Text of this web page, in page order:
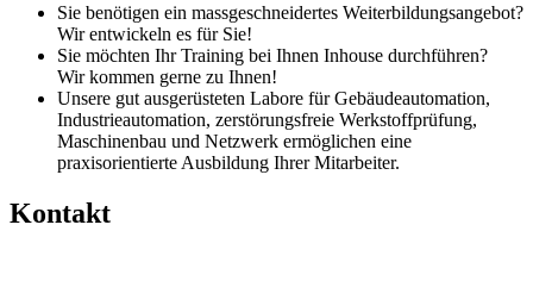
Sie benötigen ein massgeschneidertes Weiterbildungsangebot?
Wir entwickeln es für Sie!
Sie möchten Ihr Training bei Ihnen Inhouse durchführen?
Wir kommen gerne zu Ihnen!
Unsere gut ausgerüsteten Labore für Gebäudeautomation,
Industrieautomation, zerstörungsfreie Werkstoffprüfung,
Maschinenbau und Netzwerk ermöglichen eine
praxisorientierte Ausbildung Ihrer Mitarbeiter.
Kontakt